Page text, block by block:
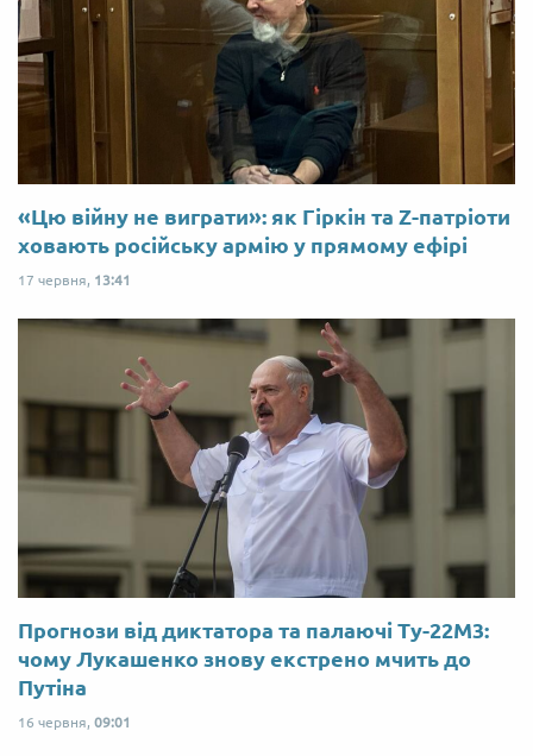
«Цю війну не виграти»: як Гіркін та Z-патріоти
ховають російську армію у прямому ефірі
17 червня, 13:41
Прогнози від диктатора та палаючі Ту-22М3:
чому Лукашенко знову екстрено мчить до
Путіна
16 червня, 09:01